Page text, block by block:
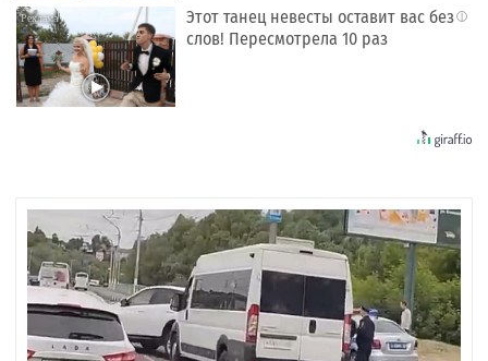
i
Этот танец невесты оставит вас без
слов! Пересмотрела 10 раз